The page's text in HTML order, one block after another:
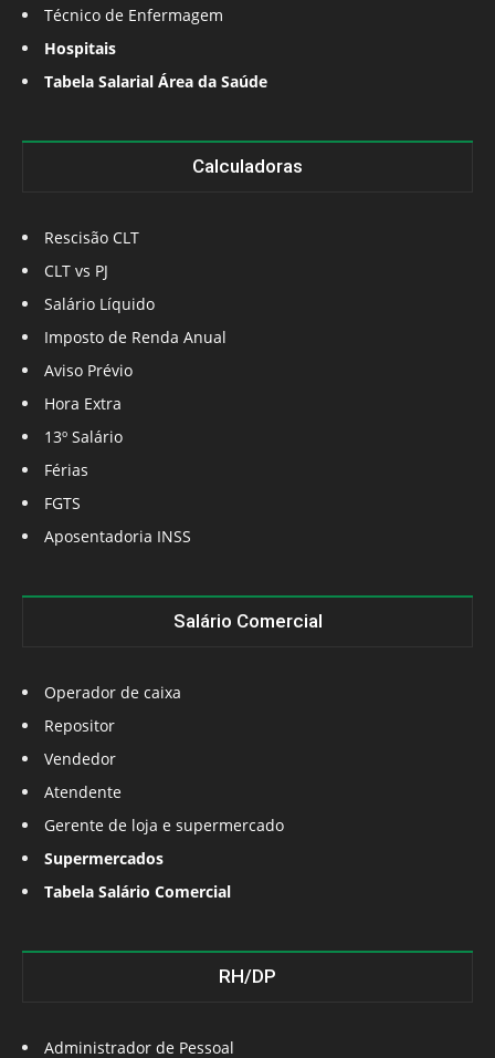
Técnico de Enfermagem
Hospitais
Tabela Salarial Área da Saúde
Calculadoras
Rescisão CLT
CLT vs PJ
Salário Líquido
Imposto de Renda Anual
Aviso Prévio
Hora Extra
13º Salário
Férias
FGTS
Aposentadoria INSS
Salário Comercial
Operador de caixa
Repositor
Vendedor
Atendente
Gerente de loja e supermercado
Supermercados
Tabela Salário Comercial
RH/DP
Administrador de Pessoal